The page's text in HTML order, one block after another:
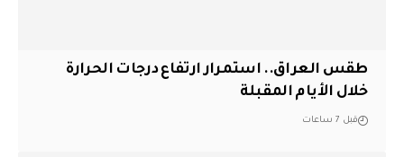
طقس العراق.. استمرار ارتفاع درجات الحرارة
خلال الأيام المقبلة
قبل 7 ساعات